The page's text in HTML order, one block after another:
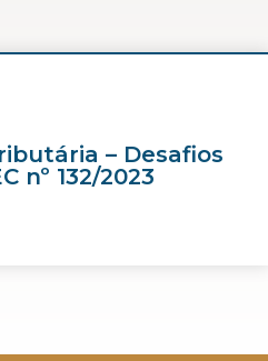
– Desafios
nº 132/2023